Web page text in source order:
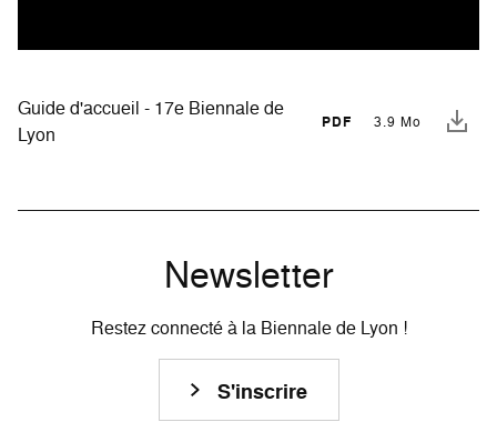
Guide d'accueil - 17e Biennale de
Lyon
PDF 3.9 Mo
Newsletter
Restez connecté à la Biennale de Lyon !
S'inscrire